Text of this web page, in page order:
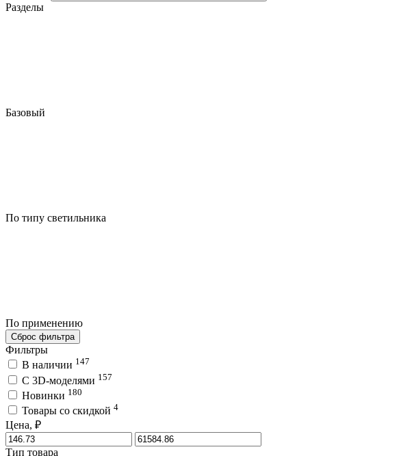
Разделы
Базовый
По типу светильника
По применению
Сброс фильтра
Фильтры
В наличии 147
C 3D-моделями 157
Новинки 180
Товары со скидкой 4
Цена, ₽
Тип товара